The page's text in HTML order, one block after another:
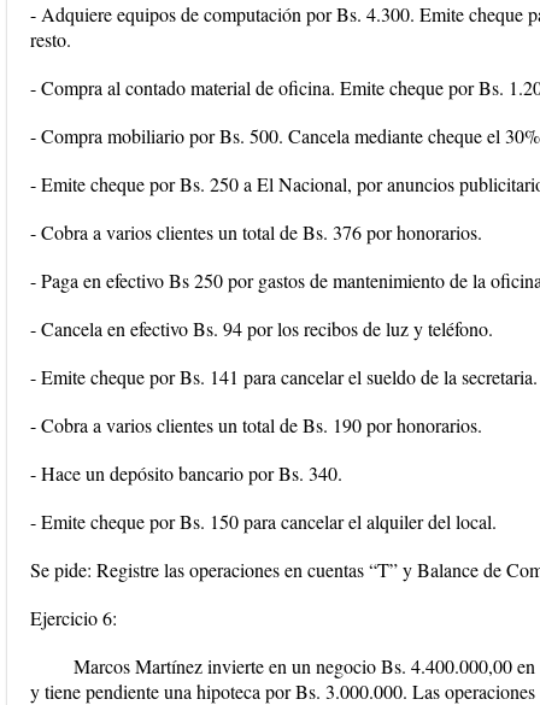
- Adquiere equipos de computación por Bs. 4.300. Emite cheque
resto.
- Compra al contado material de oficina. Emite cheque por Bs.
- Compra mobiliario por Bs. 500. Cancela mediante cheque el
- Emite cheque por Bs. 250 a El Nacional, por anuncios
- Cobra a varios clientes un total de Bs. 376 por honorarios.
- Paga en efectivo Bs 250 por gastos de mantenimiento de la
- Cancela en efectivo Bs. 94 por los recibos de luz y teléfono.
- Emite cheque por Bs. 141 para cancelar el sueldo de la secretaria.
- Cobra a varios clientes un total de Bs. 190 por honorarios.
- Hace un depósito bancario por Bs. 340.
- Emite cheque por Bs. 150 para cancelar el alquiler del local.
Se pide: Registre las operaciones en cuentas “T” y Balance de
Ejercicio 6:
Marcos Martínez invierte en un negocio Bs. 4.400.000,00
y tiene pendiente una hipoteca por Bs. 3.000.000. Las